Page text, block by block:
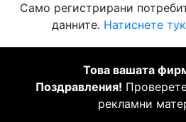
Само регистрирани
данните. Натиснете
Това вашата
Поздравления!
рекламни